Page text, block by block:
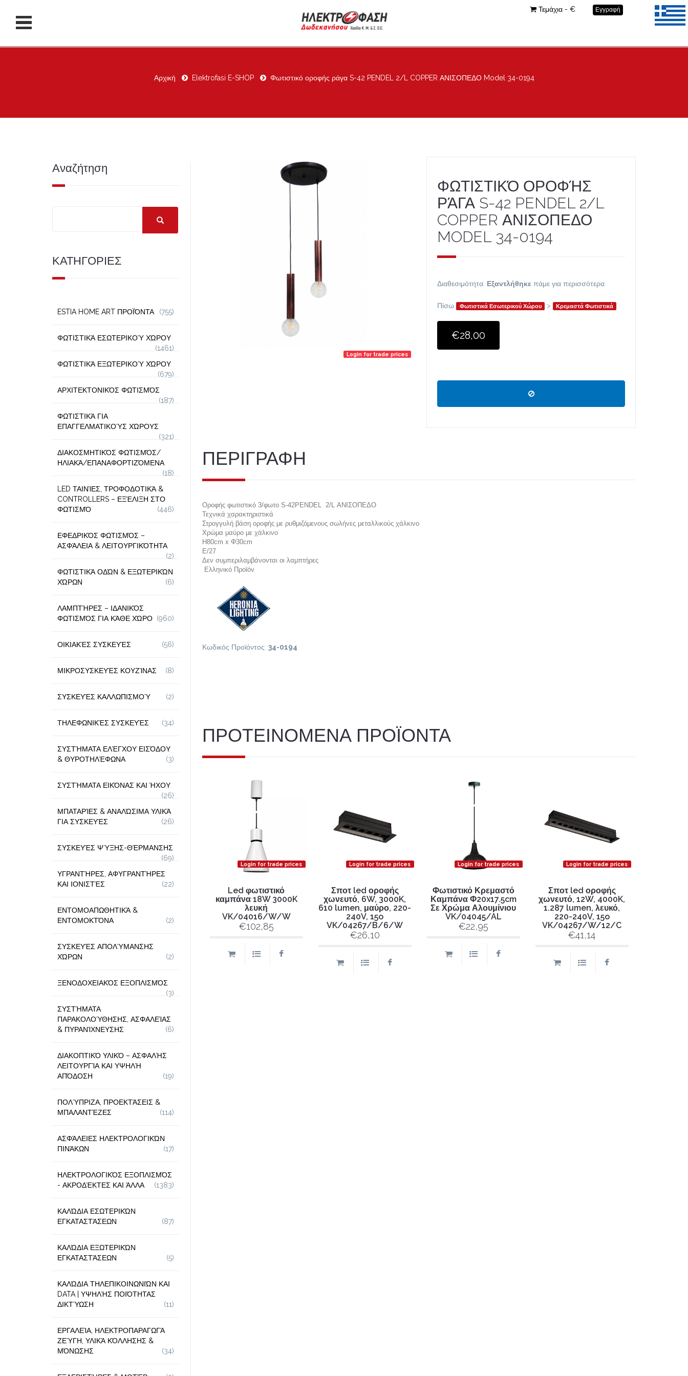
Εγγραφή
Τεμάχια - €
Αρχική Elektrofasi E-SHOP Φωτιστικό οροφής ράγα S-42 PENDEL 2/L COPPER ΑΝΙΣΟΠΕΔΟ Model 34-0194
Login for trade prices
ΦΩΤΙΣΤΙΚΌ ΟΡΟΦΉΣ
ΡΆΓΑ S-42 PENDEL 2/L
COPPER ΑΝΙΣΟΠΕΔΟ
MODEL 34-0194
Διαθεσιμότητα: Εξαντλήθηκε πάμε για περισσότερα
Πίσω Φωτιστικά Εσωτερικού Χώρου > Κρεμαστά Φωτιστικά
€28,00
ΠΕΡΙΓΡΑΦΗ
Οροφής φωτιστικό 3/φωτο S-42PENDEL 2/L ΑΝΙΣΟΠΕΔΟ
Τεχνικά χαρακτηριστικά
Στρογγυλή βάση οροφής με ρυθμιζόμενους σωλήνες μεταλλικούς χάλκινο
Χρώμα μαύρο με χάλκινο
Η80cm x Φ30cm
E/27
Δεν συμπεριλαμβάνονται οι λαμπτήρες
Ελληνικό Προϊόν
Κωδικός Προϊόντος: 34-0194
ΠΡΟΤΕΙΝΟΜΕΝΑ ΠΡΟΪΟΝΤΑ
Login for trade prices
Led φωτιστικό
καμπάνα 18W 3000K
λευκή
VK/04016/W/W
€102,85
Login for trade prices
Σποτ led οροφής
χωνευτό, 6W, 3000K,
610 lumen, μαύρο, 220-
240V, 15o
VK/04267/B/6/W
€26,10
Login for trade prices
Φωτιστικό Κρεμαστό
Καμπάνα Φ20x17.5cm
Σε Χρώμα Αλουμίνιου
VK/04045/AL
€22,95
Login for trade prices
Σποτ led οροφής
χωνευτό, 12W, 4000K,
1.287 lumen, λευκό,
220-240V, 15o
VK/04267/W/12/C
€41,14
Αναζήτηση
ΚΑΤΗΓΟΡΙΕΣ
ESTIA HOME ART ΠΡΟΪΌΝΤΑ (755)
ΦΩΤΙΣΤΙΚΆ ΕΣΩΤΕΡΙΚΟΎ ΧΏΡΟΥ
(1461)
ΦΩΤΙΣΤΙΚΆ ΕΞΩΤΕΡΙΚΟΎ ΧΏΡΟΥ
(679)
ΑΡΧΙΤΕΚΤΟΝΙΚΌΣ ΦΩΤΙΣΜΌΣ
(187)
ΦΩΤΙΣΤΙΚΆ ΓΙΑ
ΕΠΑΓΓΕΛΜΑΤΙΚΟΎΣ ΧΏΡΟΥΣ
(321)
ΔΙΑΚΟΣΜΗΤΙΚΌΣ ΦΩΤΙΣΜΌΣ/
ΗΛΙΑΚΆ/ΕΠΑΝΑΦΟΡΤΙΖΌΜΕΝΑ
(18)
LED ΤΑΙΝΊΕΣ, ΤΡΟΦΟΔΟΤΙΚΆ &
CONTROLLERS – ΕΞΈΛΙΞΗ ΣΤΟ
ΦΩΤΙΣΜΌ
(446)
ΕΦΕΔΡΙΚΌΣ ΦΩΤΙΣΜΌΣ –
ΑΣΦΆΛΕΙΑ & ΛΕΙΤΟΥΡΓΙΚΌΤΗΤΑ
(2)
ΦΩΤΙΣΤΙΚΆ ΟΔΏΝ & ΕΞΩΤΕΡΙΚΏΝ
ΧΏΡΩΝ
(6)
ΛΑΜΠΤΉΡΕΣ – ΙΔΑΝΙΚΌΣ
ΦΩΤΙΣΜΌΣ ΓΙΑ ΚΆΘΕ ΧΏΡΟ (960)
ΟΙΚΙΑΚΈΣ ΣΥΣΚΕΥΈΣ (56)
ΜΙΚΡΟΣΥΣΚΕΥΈΣ ΚΟΥΖΊΝΑΣ (8)
ΣΥΣΚΕΥΈΣ ΚΑΛΛΩΠΙΣΜΟΎ (2)
ΤΗΛΕΦΩΝΙΚΈΣ ΣΥΣΚΕΥΈΣ (34)
ΣΥΣΤΉΜΑΤΑ ΕΛΈΓΧΟΥ ΕΙΣΌΔΟΥ
& ΘΥΡΟΤΗΛΈΦΩΝΑ
(3)
ΣΥΣΤΉΜΑΤΑ ΕΙΚΌΝΑΣ ΚΑΙ ΉΧΟΥ
(26)
ΜΠΑΤΑΡΊΕΣ & ΑΝΑΛΏΣΙΜΑ ΥΛΙΚΆ
ΓΙΑ ΣΥΣΚΕΥΈΣ
(26)
ΣΥΣΚΕΥΈΣ ΨΎΞΗΣ-ΘΈΡΜΑΝΣΗΣ
(69)
ΥΓΡΑΝΤΉΡΕΣ, ΑΦΥΓΡΑΝΤΉΡΕΣ
ΚΑΙ ΙΟΝΙΣΤΈΣ
(22)
ΕΝΤΟΜΟΑΠΩΘΗΤΙΚΆ &
ΕΝΤΟΜΟΚΤΌΝΑ
(2)
ΣΥΣΚΕΥΈΣ ΑΠΟΛΎΜΑΝΣΗΣ
ΧΏΡΩΝ
(2)
ΞΕΝΟΔΟΧΕΙΑΚΌΣ ΕΞΟΠΛΙΣΜΌΣ
(3)
ΣΥΣΤΉΜΑΤΑ
ΠΑΡΑΚΟΛΟΎΘΗΣΗΣ, ΑΣΦΑΛΕΊΑΣ
& ΠΥΡΑΝΊΧΝΕΥΣΗΣ
(6)
ΔΙΑΚΟΠΤΙΚΌ ΥΛΙΚΌ – ΑΣΦΑΛΉΣ
ΛΕΙΤΟΥΡΓΊΑ ΚΑΙ ΥΨΗΛΉ
ΑΠΌΔΟΣΗ
(19)
ΠΟΛΎΠΡΙΖΑ, ΠΡΟΕΚΤΆΣΕΙΣ &
ΜΠΑΛΑΝΤΈΖΕΣ
(114)
ΑΣΦΆΛΕΙΕΣ ΗΛΕΚΤΡΟΛΟΓΙΚΏΝ
ΠΙΝΆΚΩΝ
(17)
ΗΛΕΚΤΡΟΛΟΓΙΚΌΣ ΕΞΟΠΛΙΣΜΌΣ
- ΑΚΡΟΔΈΚΤΕΣ ΚΑΙ ΆΛΛΑ
(1383)
ΚΑΛΏΔΙΑ ΕΣΩΤΕΡΙΚΏΝ
ΕΓΚΑΤΑΣΤΆΣΕΩΝ
(87)
ΚΑΛΏΔΙΑ ΕΞΩΤΕΡΙΚΏΝ
ΕΓΚΑΤΑΣΤΆΣΕΩΝ
(5)
ΚΑΛΏΔΙΑ ΤΗΛΕΠΙΚΟΙΝΩΝΙΏΝ ΚΑΙ
DATA | ΥΨΗΛΉΣ ΠΟΙΌΤΗΤΑΣ
ΔΙΚΤΎΩΣΗ
(11)
ΕΡΓΑΛΕΊΑ, ΗΛΕΚΤΡΟΠΑΡΑΓΩΓΆ
ΖΕΎΓΗ, ΥΛΙΚΆ ΚΌΛΛΗΣΗΣ &
ΜΌΝΩΣΗΣ
(34)